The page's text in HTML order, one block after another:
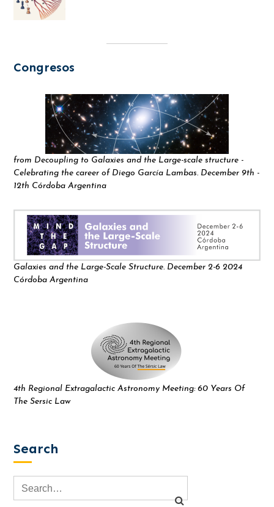
Congresos
from Decoupling to Galaxies and the Large-scale structure -
Celebrating the career of Diego García Lambas. December 9th -
12th Córdoba Argentina
Galaxies and the Large-Scale Structure. December 2-6 2024
Córdoba Argentina
4th Regional Extragalactic Astronomy Meeting: 60 Years Of
The Sersic Law
Search